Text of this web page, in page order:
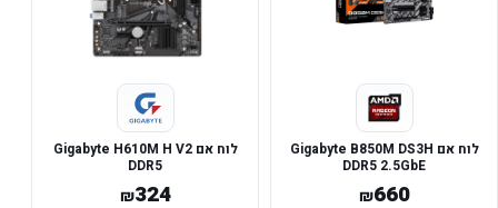
לוח אם Gigabyte B850M DS3H
DDR5 2.5GbE
₪660
לוח אם Gigabyte H610M H V2
DDR5
₪324